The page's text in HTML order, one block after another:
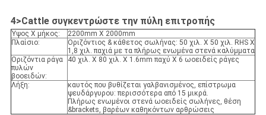
4>Cattle συγκεντρώστε την πύλη επιτροπής
Ύψος Χ μήκος:
2200mm X 2000mm
Πλαίσιο:
Οριζόντιος & κάθετος σωλήνας: 50 χιλ. Χ 50 χιλ. RHS Χ
1,8 χιλ. παχιά με τα πλήρως ενωμένα στενά καλύμματα
Οριζόντια ράγα
πυλών
βοοειδών:
40 χιλ. Χ 80 χιλ. Χ 1.6mm παχύ Χ 6 ωοειδείς ράγες
Λήξη:
καυτός που βυθίζεται γαλβανισμένος, επίστρωμα
ψευδάργυρου: περισσότερα από 15 μικρά.
Πλήρως ενωμένοι στενά ωοειδείς σωλήνες, θέση
&brackets, βαρέων καθηκόντων αρθρώσεις